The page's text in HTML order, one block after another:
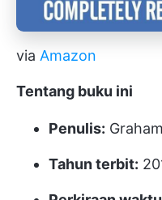
via Amazon
Tentang buku ini
Penulis:
Tahun terbit: